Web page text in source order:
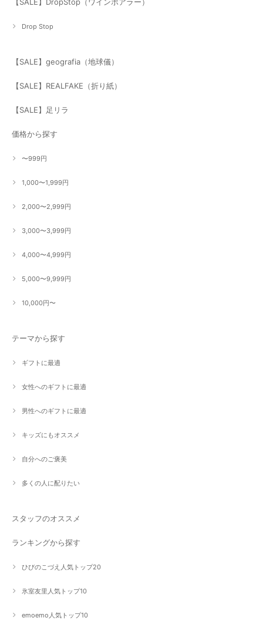
Drop Stop
【SALE】geografia（地球儀）
【SALE】REALFAKE（折り紙）
【SALE】足リラ
価格から探す
〜999円
1,000〜1,999円
2,000〜2,999円
3,000〜3,999円
4,000〜4,999円
5,000〜9,999円
10,000円〜
テーマから探す
ギフトに最適
女性へのギフトに最適
男性へのギフトに最適
キッズにもオススメ
自分へのご褒美
多くの人に配りたい
スタッフのオススメ
ランキングから探す
ひびのこづえ人気トップ20
氷室友里人気トップ10
emoemo人気トップ10